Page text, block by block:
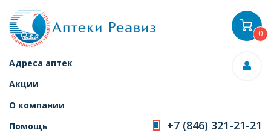
Адреса аптек
Акции
О компании
Помощь
+7 (846) 321-21-21
0